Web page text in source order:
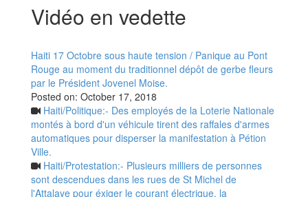
Vidéo en vedette
Haiti 17 Octobre sous haute tension / Panique au Pont
Rouge au moment du traditionnel dépôt de gerbe fleurs
par le Président Jovenel Moise.
Posted on: October 17, 2018
Haiti/Politique:- Des employés de la Loterie Nationale
montés à bord d'un véhicule tirent des raffales d'armes
automatiques pour disperser la manifestation à Pétion
Ville.
Haiti/Protestation:- Plusieurs milliers de personnes
sont descendues dans les rues de St Michel de
l'Attalaye pour éxiger le courant électrique, la